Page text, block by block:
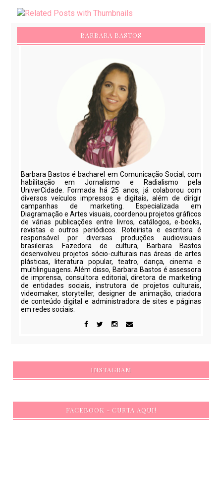
BARBARA BASTOS
Barbara Bastos é bacharel em Comunicação Social, com
habilitação em Jornalismo e Radialismo pela
UniverCidade. Formada há 25 anos, já colaborou com
diversos veículos impressos e digitais, além de dirigir
campanhas de marketing. Especializada em
Diagramação e Artes visuais, coordenou projetos gráficos
de várias publicações entre livros, catálogos, e-books,
revistas e outros periódicos. Roteirista e escritora é
responsável por diversas produções audiovisuais
brasileiras. Fazedora de cultura, Barbara Bastos
desenvolveu projetos sócio-culturais nas áreas de artes
plásticas, literatura popular, teatro, dança, cinema e
multilinguagens. Além disso, Barbara Bastos é assessora
de imprensa, consultora editorial, diretora de marketing
de entidades sociais, instrutora de projetos culturais,
videomaker, storyteller, designer de animação, criadora
de conteúdo digital e administradora de sites e páginas
em redes sociais.
INSTAGRAM
FACEBOOK - CURTA AQUI!